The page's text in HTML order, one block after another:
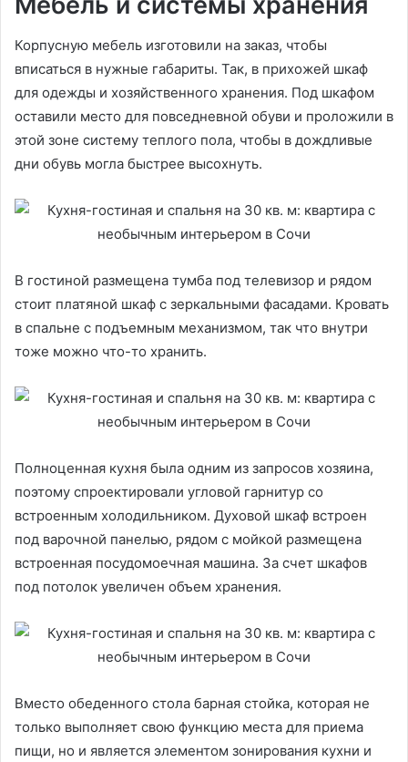
Корпусную мебель изготовили на заказ, чтобы
вписаться в нужные габариты. Так, в прихожей шкаф
для одежды и хозяйственного хранения. Под шкафом
оставили место для повседневной обуви и проложили в
этой зоне систему теплого пола, чтобы в дождливые
дни обувь могла быстрее высохнуть.
В гостиной размещена тумба под телевизор и рядом
стоит платяной шкаф с зеркальными фасадами. Кровать
в спальне с подъемным механизмом, так что внутри
тоже можно что-то хранить.
Полноценная кухня была одним из запросов хозяина,
поэтому спроектировали угловой гарнитур со
встроенным холодильником. Духовой шкаф встроен
под варочной панелью, рядом с мойкой размещена
встроенная посудомоечная машина. За счет шкафов
под потолок увеличен объем хранения.
Вместо обеденного стола барная стойка, которая не
только выполняет свою функцию места для приема
пищи, но и является элементом зонирования кухни и